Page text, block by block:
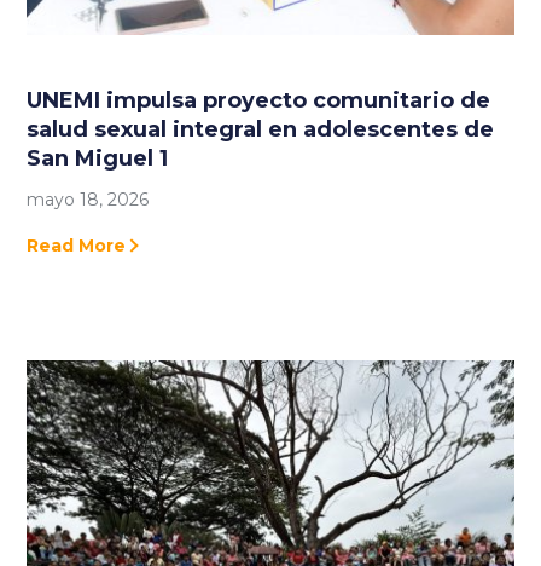
UNEMI impulsa proyecto comunitario de
salud sexual integral en adolescentes de
San Miguel 1
mayo 18, 2026
Read More